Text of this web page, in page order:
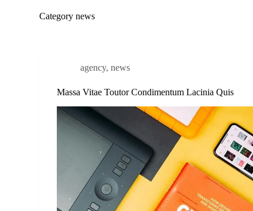
Category news
agency,news
Massa Vitae Toutor Condimentum Lacinia Quis